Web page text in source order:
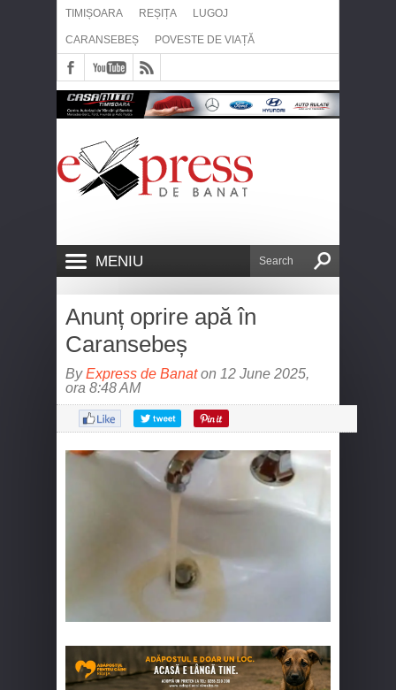
TIMIȘOARA REȘIȚA LUGOJ
CARANSEBEȘ POVESTE DE VIAȚĂ
MENIU
Anunț oprire apă în
Caransebeș
ByExpress de Banaton 12 June 2025,
ora 8:48 AM